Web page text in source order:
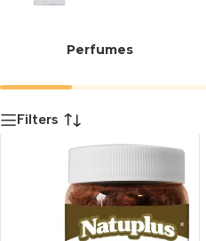
Perfumes
Filters